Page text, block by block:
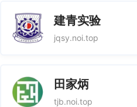
建青实验
jqsy.noi.top
田家炳
tjb.noi.top